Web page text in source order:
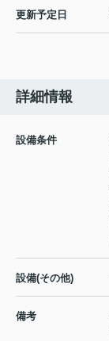
更新予定日
詳細情報
設備条件
設備(その他)
備考